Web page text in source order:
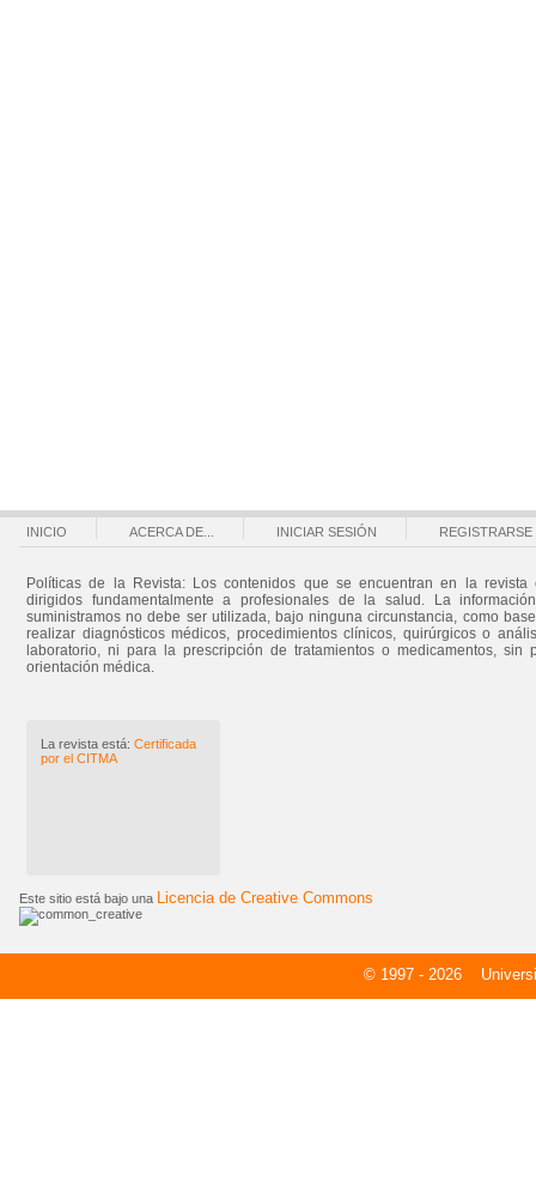
INICIO ACERCA DE... INICIAR SESIÓN REGISTRARSE
Políticas de la Revista: Los contenidos que se encuentran en la revista
dirigidos fundamentalmente a profesionales de la salud. La
suministramos no debe ser utilizada, bajo ninguna circunstancia, como
realizar diagnósticos médicos, procedimientos clínicos, quirúrgicos o
laboratorio, ni para la prescripción de tratamientos o medicamentos, sin
orientación médica.
La revista está: Certificada
por el CITMA
Este sitio está bajo una Licencia de Creative Commons
© 1997 - 2026